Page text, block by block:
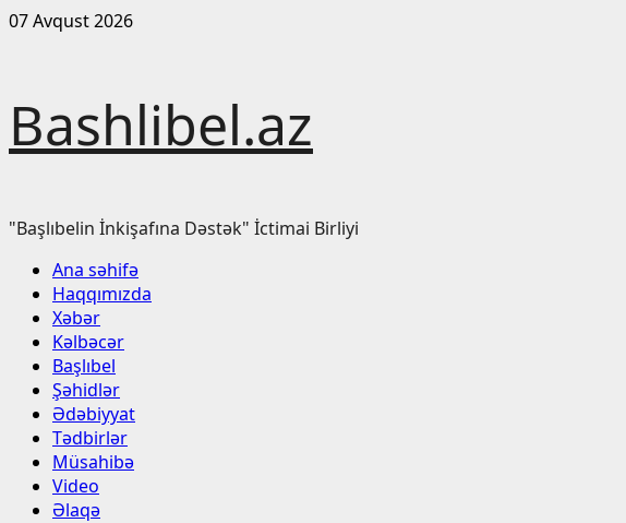
Skip
07 Avqust 2026
Bashlibel.az
"Başlıbelin İnkişafına Dəstək" İctimai Birliyi
Primary
Menu
Ana səhifə
Haqqımızda
Xəbər
Kəlbəcər
Başlıbel
Şəhidlər
Ədəbiyyat
Tədbirlər
Müsahibə
Video
Əlaqə